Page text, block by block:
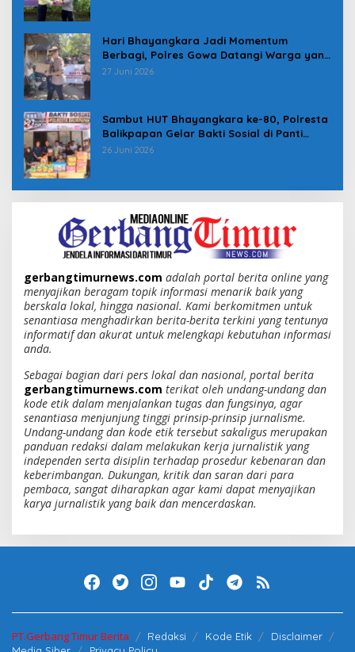
Hari Bhayangkara Jadi Momentum
Berbagi, Polres Gowa Datangi Warga yang
Membutuhkan
27 Juni 2026
Sambut HUT Bhayangkara ke-80, Polresta
Balikpapan Gelar Bakti Sosial di Panti
Asuhan Jabal Rahmah
26 Juni 2026
gerbangtimurnews.com adalah portal berita online yang
menyajikan beragam topik informasi menarik baik yang
berskala lokal, hingga nasional. Kami berkomitmen untuk
senantiasa menghadirkan berita-berita terkini yang tentunya
informatif dan akurat untuk melengkapi kebutuhan informasi
anda.
Sebagai bagian dari pers lokal dan nasional, portal berita
gerbangtimurnews.com terikat oleh undang-undang dan
kode etik dalam menjalankan tugas dan fungsinya, agar
senantiasa menjunjung tinggi prinsip-prinsip jurnalisme.
Undang-undang dan kode etik tersebut sakaligus merupakan
panduan redaksi dalam melakukan kerja jurnalistik yang
independen serta disiplin terhadap prosedur kebenaran dan
keberimbangan. Dukungan, kritik dan saran dari para
pembaca, sangat diharapkan agar kami dapat menyajikan
karya jurnalistik yang baik dan mencerdaskan.
PT.Gerbang Timur Berita Redaksi Kode Etik
Disclaimer